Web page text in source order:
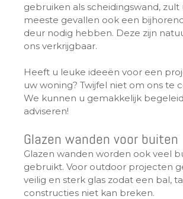
gebruiken als scheidingswand, zult
meeste gevallen ook een
deur nodig hebben. Deze zijn
ons verkrijgbaar.
Heeft u leuke ideeën voor een
uw woning? Twijfel niet om ons te
We kunnen u gemakkelijk
adviseren!
Glazen wanden voor buiten
Glazen wanden worden ook veel
gebruikt. Voor outdoor projecten
veilig en sterk glas zodat een bal,
constructies niet kan breken.